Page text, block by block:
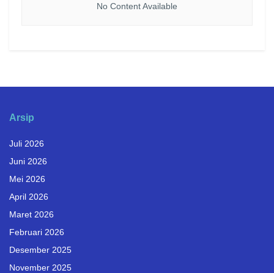
No Content Available
Arsip
Juli 2026
Juni 2026
Mei 2026
April 2026
Maret 2026
Februari 2026
Desember 2025
November 2025